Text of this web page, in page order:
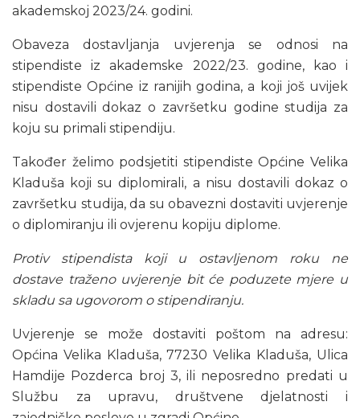
akademskoj 2023/24. godini.
Obaveza dostavljanja uvjerenja se odnosi na
stipendiste iz akademske 2022/23. godine, kao i
stipendiste Općine iz ranijih godina, a koji još uvijek
nisu dostavili dokaz o završetku godine studija za
koju su primali stipendiju.
Također želimo podsjetiti stipendiste Općine Velika
Kladuša koji su diplomirali, a nisu dostavili dokaz o
završetku studija, da su obavezni dostaviti uvjerenje
o diplomiranju ili ovjerenu kopiju diplome.
Protiv stipendista koji u ostavljenom roku ne
dostave traženo uvjerenje bit će poduzete mjere u
skladu sa ugovorom o stipendiranju.
Uvjerenje se može dostaviti poštom na adresu:
Općina Velika Kladuša, 77230 Velika Kladuša, Ulica
Hamdije Pozderca broj 3, ili neposredno predati u
Službu za upravu, društvene djelatnosti i